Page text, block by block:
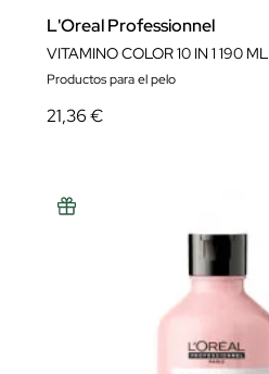
L'Oreal Professionnel
VITAMINO COLOR 10 IN 1 190 ML
Productos para el pelo
21,36 €